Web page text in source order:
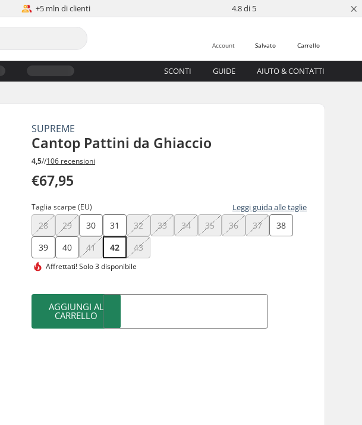
+5 mln di clienti 4.8 di 5 ×
Carrello
Salvato
Account
SCONTI GUIDE AIUTO & CONTATTI
SUPREME
Cantop Pattini da Ghiaccio
4,5//106 recensioni
€67,95
Taglia scarpe (EU) Leggi guida alle taglie
28 29 30 31 32 33 34 35 36 37
38
39
40 41 42 43
Affrettati!Solo 3 disponibile
AGGIUNGI AL
CARRELLO